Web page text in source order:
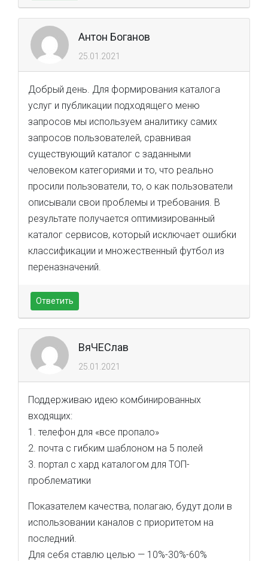
Антон Боганов
25.01.2021
Добрый день. Для формирования каталога
услуг и публикации подходящего меню
запросов мы используем аналитику самих
запросов пользователей, сравнивая
существующий каталог с заданными
человеком категориями и то, что реально
просили пользователи, то, о как пользователи
описывали свои проблемы и требования. В
результате получается оптимизированный
каталог сервисов, который исключает ошибки
классификации и множественный футбол из
переназначений.
Ответить
ВяЧЕСлав
25.01.2021
Поддерживаю идею комбинированных
входящих:
1. телефон для «все пропало»
2. почта с гибким шаблоном на 5 полей
3. портал с хард каталогом для ТОП-
проблематики
Показателем качества, полагаю, будут доли в
использовании каналов с приоритетом на
последний.
Для себя ставлю целью — 10%-30%-60%